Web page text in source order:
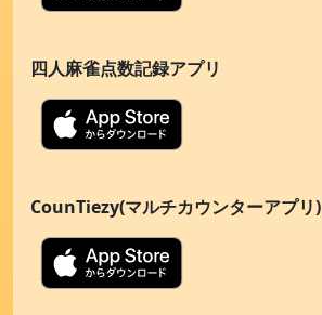
四人麻雀点数記録アプリ
CounTiezy(マルチカウンターアプリ)